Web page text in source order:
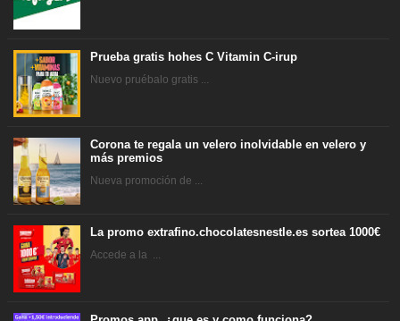
Prueba gratis hohes C Vitamin C-irup
Nuevo pruébalo gratis ...
Corona te regala un velero inolvidable en velero y
más premios
Nueva promoción de ...
La promo extrafino.chocolatesnestle.es sortea 1000€
Accede a la ...